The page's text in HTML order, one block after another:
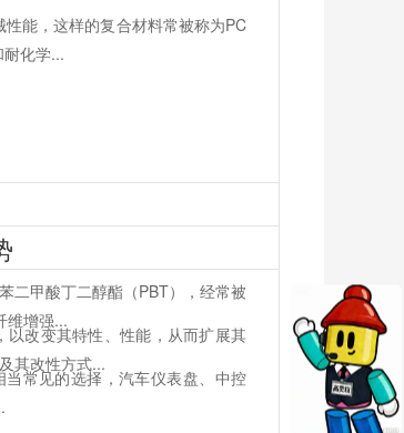
能，这样的复合材料常被称为PC
化学...
二甲酸丁二醇酯（PBT），经常被
维增强...
改变其特性、性能，从而扩展其
其改性方式...
常见的选择，汽车仪表盘、中控